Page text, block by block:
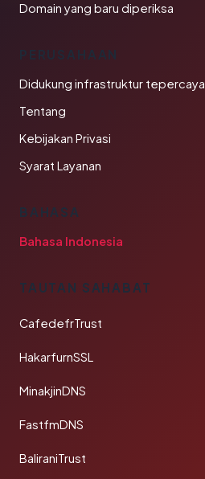
Domain yang baru diperiksa
PERUSAHAAN
Didukung infrastruktur tepercaya
Tentang
Kebijakan Privasi
Syarat Layanan
BAHASA
Bahasa Indonesia
TAUTAN SAHABAT
CafedefrTrust
HakarfurnSSL
MinakjinDNS
FastfmDNS
BaliraniTrust